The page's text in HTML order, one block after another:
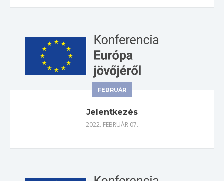
FEBRUÁR
Jelentkezés
2022. FEBRUÁR 07.